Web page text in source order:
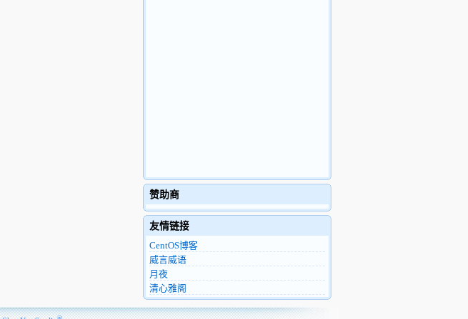
赞助商
友情链接
CentOS博客
威言威语
月夜
清心雅阁